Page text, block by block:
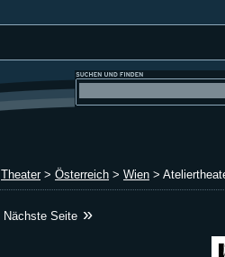
Theater> Österreich > Wien >
Nächste Seite »